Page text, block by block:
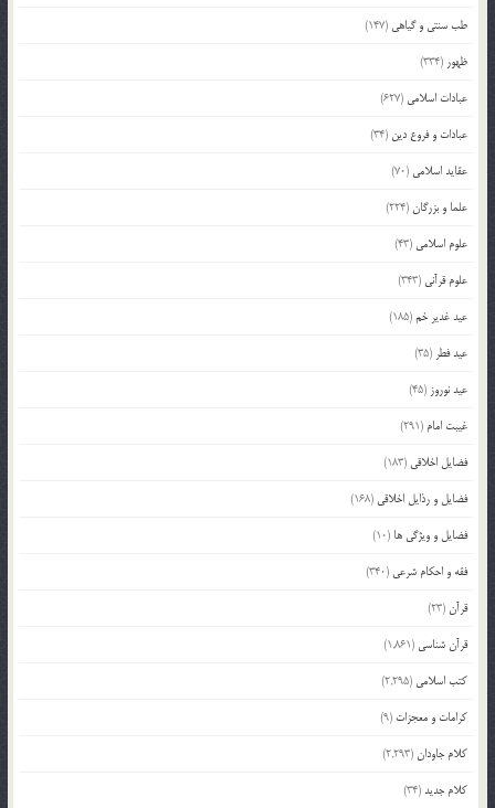
طب سنتی و گیاهی (147)
ظهور (334)
عبادات اسلامی (627)
عبادات و فروع دین (34)
عقاید اسلامی (70)
علما و بزرگان(224)
علوم اسلامی (43)
علوم قرآنی (343)
عید غدیر خم(185)
عید فطر (35)
عید نوروز (45)
غیبت امام (291)
فضایل اخلاقی (183)
فضایل و رذایل اخلاقی (168)
فضایل و ویژگی ها (10)
فقه و احکام شرعی (340)
قرآن(23)
قرآن شناسی (1,861)
کتب اسلامی (2,295)
کرامات و معجزات (9)
کلام جاودان(2,293)
کلام جدید(34)